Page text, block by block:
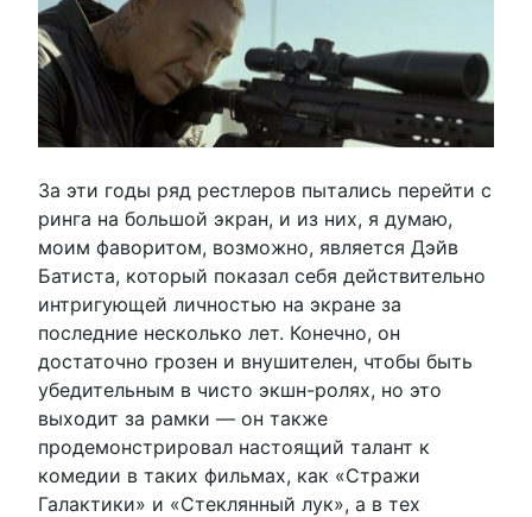
За эти годы ряд рестлеров пытались перейти с
ринга на большой экран, и из них, я думаю,
моим фаворитом, возможно, является Дэйв
Батиста, который показал себя действительно
интригующей личностью на экране за
последние несколько лет. Конечно, он
достаточно грозен и внушителен, чтобы быть
убедительным в чисто экшн-ролях, но это
выходит за рамки — он также
продемонстрировал настоящий талант к
комедии в таких фильмах, как «Стражи
Галактики» и «Стеклянный лук», а в тех